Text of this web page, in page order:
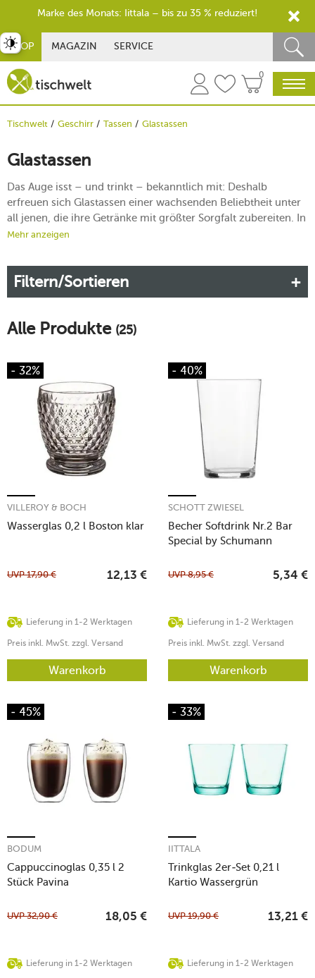
SHOP MAGAZIN SERVICE
0
Tischwelt Geschirr Tassen Glastassen
Glastassen
Das Auge isst – und trinkt – bekanntlich mit: Deshalb
erfreuen sich Glastassen einer wachsenden Beliebtheit unter
all jenen, die ihre Getränke mit größter Sorgfalt zubereiten. In
vielen Cafés und Bars legen Bartender und Baristas großen
heimischen Bereich zeigt man gern, was man kann. Bei
tischwelt finden Sie deshalb eine Vielzahl an Glastassen, in
denen Sie Ihre perfekt konstruierten Getränkekunstwerke
Mehr erfahren!
Mehr anzeigen
Filtern/Sortieren
Alle Produkte (25)
- 32%
Wasserglas 0,2 l Boston klar
VILLEROY & BOCH
Lieferung in 1-2 Werktagen
UVP17,90 € 12,13 €
Preis inkl. MwSt. zzgl. Versand
Warenkorb
- 40%
Becher Softdrink Nr.2 Bar
Special by Schumann
SCHOTT ZWIESEL
Lieferung in 1-2 Werktagen
UVP8,95 € 5,34 €
Preis inkl. MwSt. zzgl. Versand
Warenkorb
- 45%
Cappuccinoglas 0,35 l 2
Stück Pavina
BODUM
Lieferung in 1-2 Werktagen
UVP32,90 € 18,05 €
- 33%
Trinkglas 2er-Set 0,21 l
Kartio Wassergrün
IITTALA
Lieferung in 1-2 Werktagen
UVP19,90 € 13,21 €
umschalten
Marke des Monats: Iittala – bis zu 35 % reduziert!